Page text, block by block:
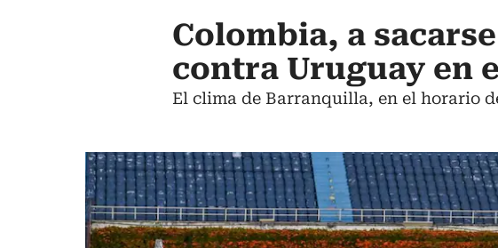
Colombia, a
contra Uruguay en
El clima de Barranquilla, en el horario